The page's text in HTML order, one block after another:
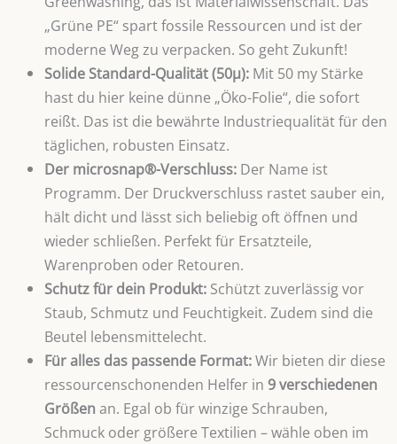
„Grüne PE“ spart fossile Ressourcen und ist der
moderne Weg zu verpacken. So geht Zukunft!
Solide Standard-Qualität (50µ): Mit 50 my Stärke
hast du hier keine dünne „Öko-Folie“, die sofort
reißt. Das ist die bewährte Industriequalität für den
täglichen, robusten Einsatz.
Der microsnap®-Verschluss: Der Name ist
Programm. Der Druckverschluss rastet sauber ein,
hält dicht und lässt sich beliebig oft öffnen und
wieder schließen. Perfekt für Ersatzteile,
Warenproben oder Retouren.
Schutz für dein Produkt: Schützt zuverlässig vor
Staub, Schmutz und Feuchtigkeit. Zudem sind die
Beutel lebensmittelecht.
Für alles das passende Format:Wir bieten dir diese
ressourcenschonenden Helfer in 9 verschiedenen
Größen an. Egal ob für winzige Schrauben,
Schmuck oder größere Textilien – wähle oben im